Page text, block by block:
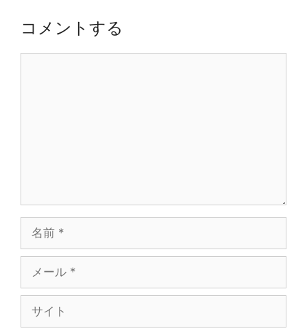
ョ
コメントする
ル